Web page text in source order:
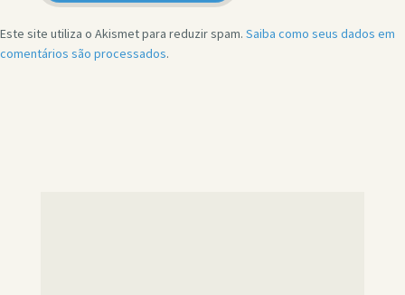
Este site utiliza o Akismet para reduzir spam. Saiba como seus dados em
comentários são processados.